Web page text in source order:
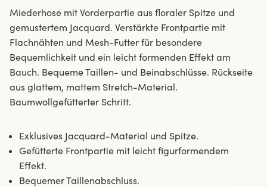
Miederhose mit Vorderpartie aus floraler Spitze und
gemustertem Jacquard. Verstärkte Frontpartie mit
Flachnähten und Mesh-Futter für besondere
Bequemlichkeit und ein leicht formenden Effekt am
Bauch. Bequeme Taillen- und Beinabschlüsse. Rückseite
aus glattem, mattem Stretch-Material.
Baumwollgefütterter Schritt.
Exklusives Jacquard-Material und Spitze.
Gefütterte Frontpartie mit leicht figurformendem
Effekt.
Bequemer Taillenabschluss.